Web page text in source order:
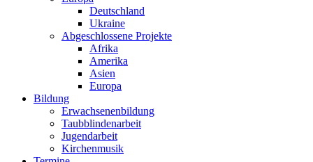
Deutschland
Ukraine
Abgeschlossene Projekte
Afrika
Amerika
Asien
Europa
Bildung
Erwachsenenbildung
Taubblindenarbeit
Jugendarbeit
Kirchenmusik